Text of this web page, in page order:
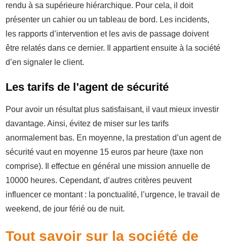
rendu à sa supérieure hiérarchique. Pour cela, il doit
présenter un cahier ou un tableau de bord. Les incidents,
les rapports d’intervention et les avis de passage doivent
être relatés dans ce dernier. Il appartient ensuite à la société
d’en signaler le client.
Les tarifs de l’agent de sécurité
Pour avoir un résultat plus satisfaisant, il vaut mieux investir
davantage. Ainsi, évitez de miser sur les tarifs
anormalement bas. En moyenne, la prestation d’un agent de
sécurité vaut en moyenne 15 euros par heure (taxe non
comprise). Il effectue en général une mission annuelle de
10000 heures. Cependant, d’autres critères peuvent
influencer ce montant : la ponctualité, l’urgence, le travail de
weekend, de jour férié ou de nuit.
Tout savoir sur la société de